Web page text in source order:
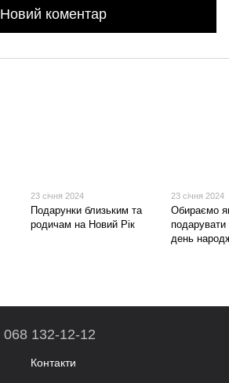
Новий коментар
23 січня 2024
Подарунки близьким та
родичам на Новий Рік
23 січня 2024
Обираємо
подарувати
день
068 132-12-12
Контакти